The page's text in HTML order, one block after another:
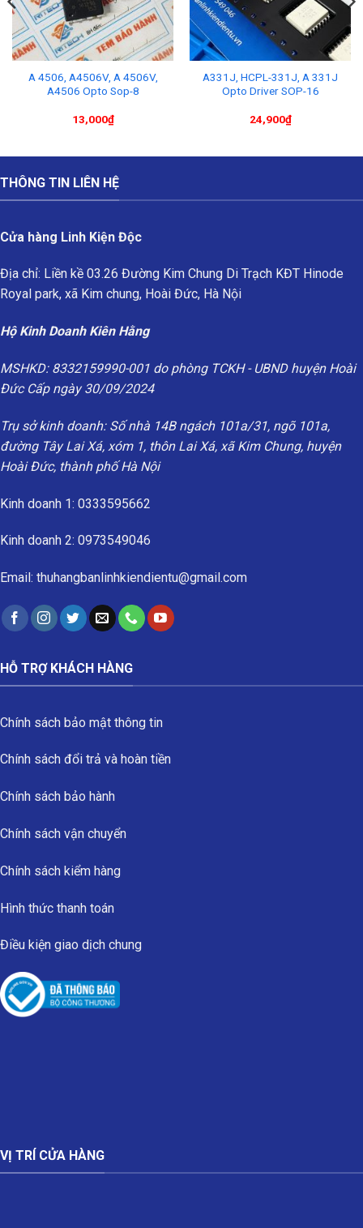
A 4506, A4506V, A 4506V,
A4506 Opto Sop-8
13,000₫
A331J, HCPL-331J, A 331J
Opto Driver SOP-16
24,900₫
THÔNG TIN LIÊN HỆ
Cửa hàng Linh Kiện Độc
Địa chỉ: Liền kề 03.26 Đường Kim Chung Di Trạch KĐT Hinode
Royal park, xã Kim chung, Hoài Đức, Hà Nội
Hộ Kinh Doanh Kiên Hằng
MSHKD: 8332159990-001 do phòng TCKH - UBND huyện Hoài
Đức Cấp ngày 30/09/2024
Trụ sở kinh doanh: Số nhà 14B ngách 101a/31, ngõ 101a,
đường Tây Lai Xá, xóm 1, thôn Lai Xá, xã Kim Chung, huyện
Hoài Đức, thành phố Hà Nội
Kinh doanh 1: 0333595662
Kinh doanh 2: 0973549046
Email: thuhangbanlinhkiendientu@gmail.com
HỖ TRỢ KHÁCH HÀNG
Chính sách bảo mật thông tin
Chính sách đổi trả và hoàn tiền
Chính sách bảo hành
Chính sách vận chuyển
Chính sách kiểm hàng
Hình thức thanh toán
Điều kiện giao dịch chung
VỊ TRÍ CỬA HÀNG